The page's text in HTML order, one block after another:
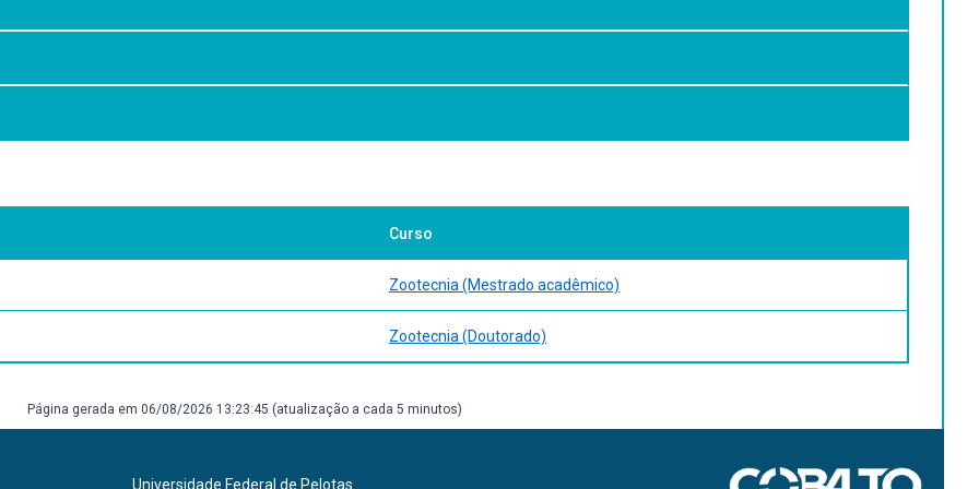
sobre o uso de planilhas de dados e softwares disponíveis para análises de informações em melhoramento animal, tais
correlações, herdabilidades e coeficientes de consangüinidade, uso de qui-quadrado e obtenção de tendências.
for use of MTDFREML: a set of programs to obtain estimates of variances and covariances (DRAFT). Lincoln: Department of
– Versão 1.0 em estudos de genética quantitativa animal. Embrapa Pecuária Sul. Bagé. p.74. 2008. (Documentos/Embrapa
animal. Belo Horizonte, 2006. 416p.
A set of fortran programs to apply gibbs sampling to animal models for variance component estimation. (DRAFT).
edu. Cary, SAS Institute Inc.
www.ncbi.nlm.nih.gov; MTGSAM/ aipl.arsusda.gov/curtvt/mtgsam.html
Curso
Zootecnia (Mestrado acadêmico)
Zootecnia (Doutorado)
Página gerada em 06/08/2026 13:23:45 (atualização a cada 5 minutos)
Universidade Federal de Pelotas